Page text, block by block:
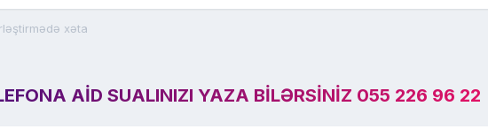
xəta
AID SUALINIZI YAZA BILƏRSINIZ 055 226 96 22